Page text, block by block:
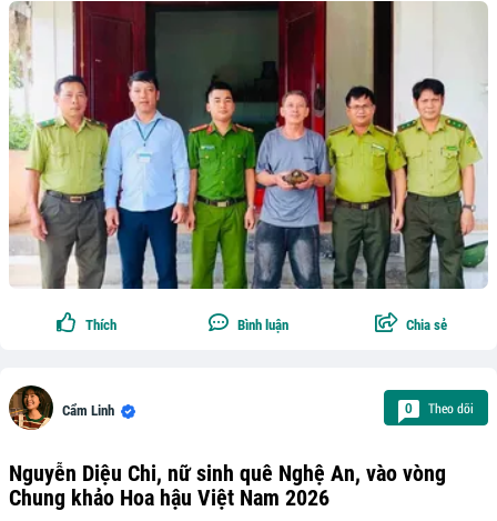
Thích Bình luận Chia sẻ
Cẩm Linh 0 Theo dõi
Nguyễn Diệu Chi, nữ sinh quê Nghệ An, vào vòng
Chung khảo Hoa hậu Việt Nam 2026